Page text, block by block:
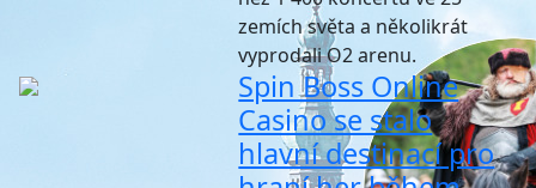
zemích světa a několikrát
vyprodali O2 arenu.
Spin Boss Online
Casino se stalo
hlavní destinací pro